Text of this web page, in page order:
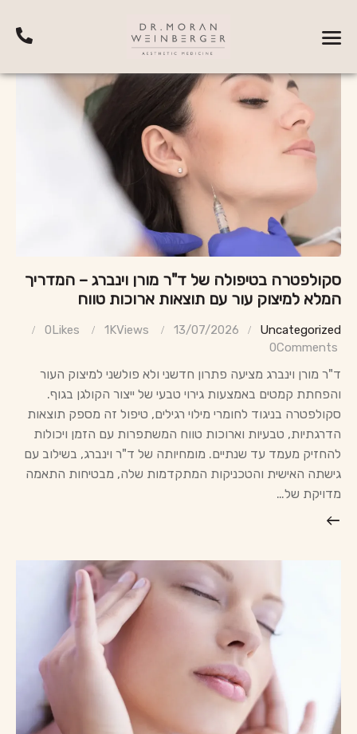
סקולפטרה בטיפולה של ד"ר מורן וינברג – המדריך
המלא למיצוק עור עם תוצאות ארוכות טווח
Uncategorized
13/07/2026
1KViews
0 Likes
0Comments
ד"ר מורן וינברג מציעה פתרון חדשני ולא פולשני למיצוק העור
והפחתת קמטים באמצעות גירוי טבעי של ייצור הקולגן בגוף.
סקולפטרה בניגוד לחומרי מילוי רגילים, טיפול זה מספק תוצאות
הדרגתיות, טבעיות וארוכות טווח המשתפרות עם הזמן ויכולות
להחזיק מעמד עד שנתיים. מומחיותה של ד"ר וינברג, בשילוב עם
גישתה האישית והטכניקות המתקדמות שלה, מבטיחות התאמה
מדויקת של…